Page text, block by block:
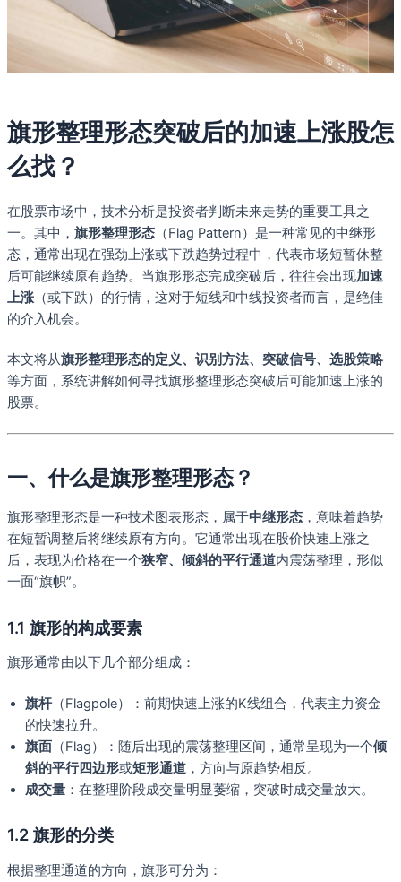
旗形整理形态突破后的加速上涨股怎
么找？
在股票市场中，技术分析是投资者判断未来走势的重要工具之
一。其中， 旗形整理形态 （Flag Pattern）是一种常见的中继形
态，通常出现在强劲上涨或下跌趋势过程中，代表市场短暂休整
后可能继续原有趋势。当旗形形态完成突破后，往往会出现加速
上涨 （或下跌）的行情，这对于短线和中线投资者而言，是绝佳
的介入机会。
本文将从旗形整理形态的定义、识别方法、突破信号、选股策略
等方面，系统讲解如何寻找旗形整理形态突破后可能加速上涨的
股票。
一、什么是旗形整理形态？
旗形整理形态是一种技术图表形态，属于中继形态 ，意味着趋势
在短暂调整后将继续原有方向。它通常出现在股价快速上涨之
后，表现为价格在一个狭窄、倾斜的平行通道内震荡整理，形似
一面“旗帜”。
1.1 旗形的构成要素
旗形通常由以下几个部分组成：
旗杆（Flagpole）：前期快速上涨的K线组合，代表主力资金
的快速拉升。
旗面 （Flag）：随后出现的震荡整理区间，通常呈现为一个倾
斜的平行四边形或矩形通道 ，方向与原趋势相反。
成交量 ：在整理阶段成交量明显萎缩，突破时成交量放大。
1.2 旗形的分类
根据整理通道的方向，旗形可分为：